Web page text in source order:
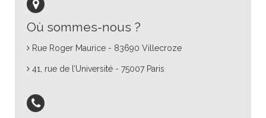
Où sommes-nous ?
Rue Roger Maurice - 83690 Villecroze
41, rue de l’Université - 75007 Paris